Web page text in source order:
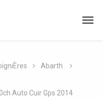
Abarth
Auto Cuir Gps 2014